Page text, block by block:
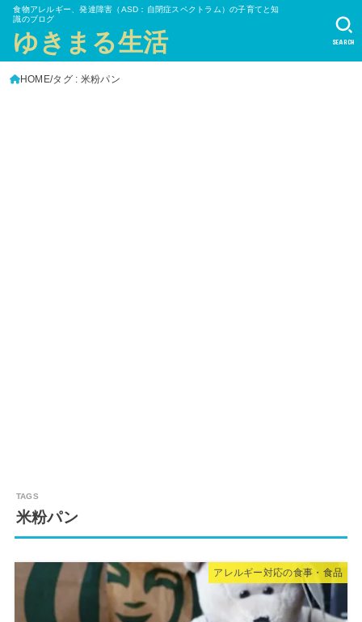
食物アレルギー、発達障害（ASD：自閉症スペクトラム）の子育てと知
識のブログ
ゆきまる生活 SEARCH
HOME タグ : 米粉パン
米粉パン
アレルギー対応の食事・食品